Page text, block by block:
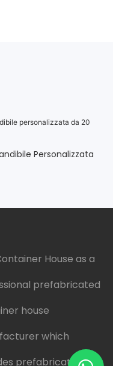
Personalizzata
House as a
prefabricated
house
which
prefabricated